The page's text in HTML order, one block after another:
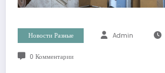
Новости Разные Admin
0 Комментарии